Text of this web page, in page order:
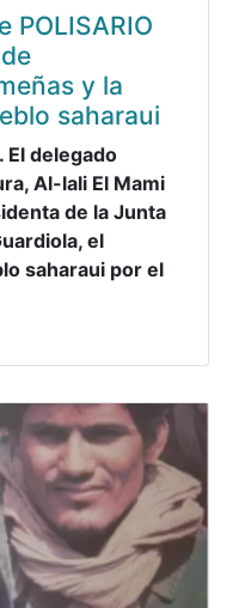
POLISARIO
y la
saharaui
El delegado
Al-lali El Mami
de la Junta
el
saharaui por el